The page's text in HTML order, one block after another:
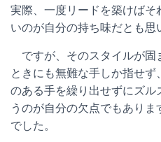
実際、一度リードを築けば
いのが自分の持ち味だとも思
ですが、そのスタイルが固
ときにも無難な手しか指せ
のある手を繰り出せずにズル
うのが自分の欠点でもあり
でした。